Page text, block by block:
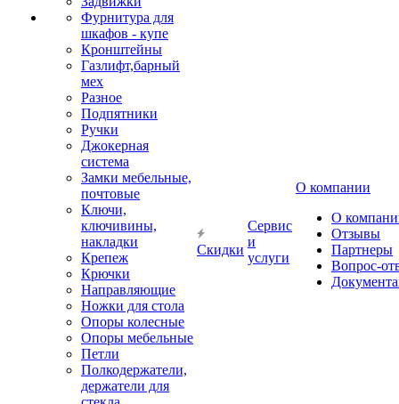
Фурнитура для
шкафов - купе
Кронштейны
Газлифт,барный
мех
Разное
Подпятники
Ручки
Джокерная
система
Замки мебельные,
почтовые
Ключи,
ключивины,
накладки
Крепеж
Крючки
Направляющие
Ножки для стола
Опоры колесные
Опоры мебельные
Петли
Полкодержатели,
держатели для
Скидки
Сервис
и
услуги
О компании
О
Отзывы
Партнеры
Вопрос-